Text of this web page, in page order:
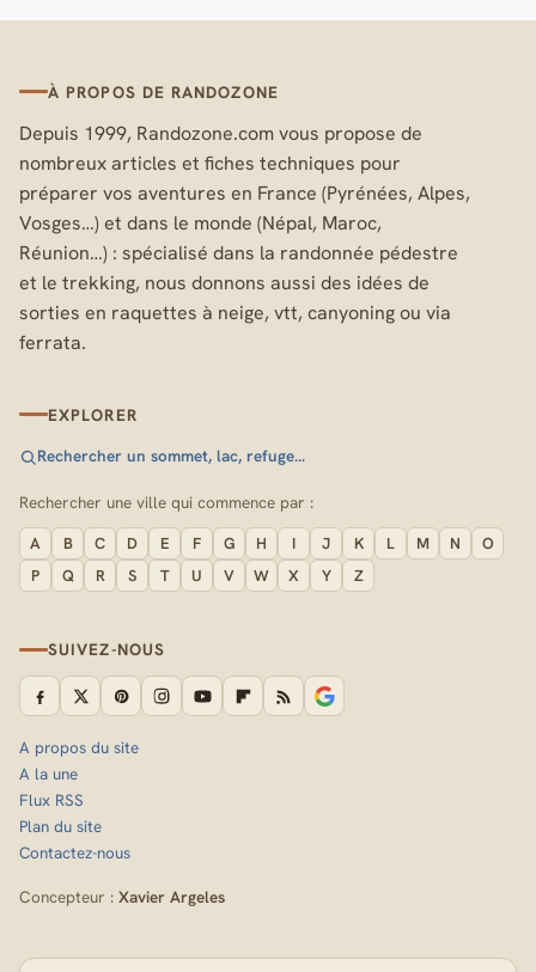
À PROPOS DE RANDOZONE
Depuis 1999, Randozone.com vous propose de
nombreux articles et fiches techniques pour
préparer vos aventures en France (Pyrénées, Alpes,
Vosges…) et dans le monde (Népal, Maroc,
Réunion…) : spécialisé dans la randonnée pédestre
et le trekking, nous donnons aussi des idées de
sorties en raquettes à neige, vtt, canyoning ou via
ferrata.
EXPLORER
Rechercher un sommet, lac, refuge…
Rechercher une ville qui commence par :
A B C D E F G H I J K L M N
O
P
Q R S T U V W X Y Z
SUIVEZ-NOUS
A propos du site
A la une
Flux RSS
Plan du site
Contactez-nous
Concepteur : Xavier Argeles